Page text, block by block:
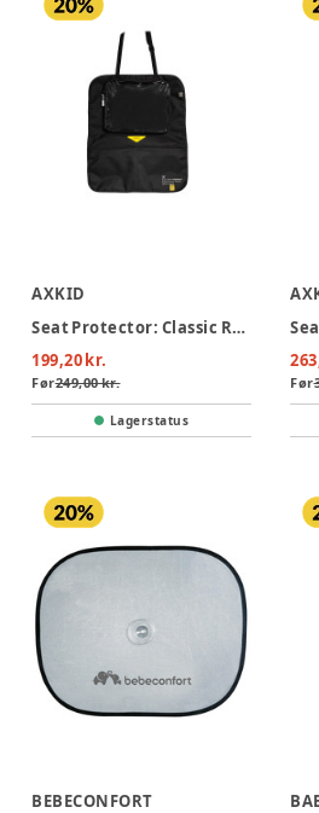
AXKID
Seat Protector: Classic Rear-facing
199,20 kr.
Før249,00 kr.
Lagerstatus
Før
BEBECONFORT